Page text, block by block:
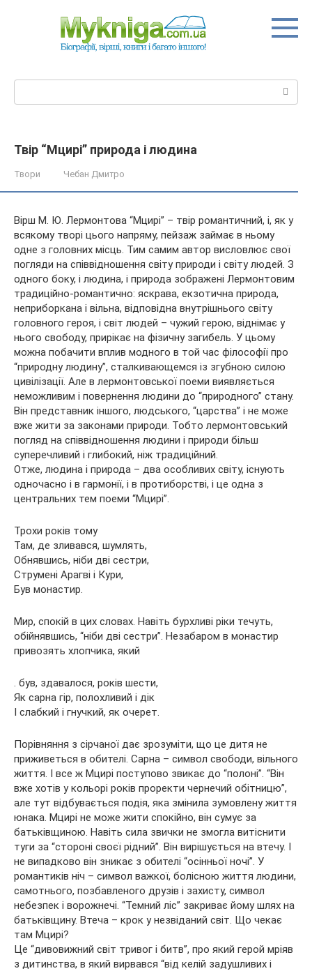
Твір “Мцирі” природа і людина
Твори Чебан Дмитро
Вірш М. Ю. Лермонтова “Мцирі” – твір романтичний, і, як у
всякому творі цього напряму, пейзаж займає в ньому
одне з головних місць. Тим самим автор висловлює свої
погляди на співвідношення світу природи і світу людей. З
одного боку, і людина, і природа зображені Лермонтовим
традиційно-романтично: яскрава, екзотична природа,
неприборкана і вільна, відповідна внутрішнього світу
головного героя, і світ людей – чужий герою, віднімає у
нього свободу, прирікає на фізичну загибель. У цьому
можна побачити вплив модного в той час філософії про
“природну людину”, сталкивающемся із згубною силою
цивілізації. Але в лермонтовської поеми виявляється
неможливим і повернення людини до “природного” стану.
Він представник іншого, людського, “царства” і не може
вже жити за законами природи. Тобто лермонтовський
погляд на співвідношення людини і природи більш
суперечливий і глибокий, ніж традиційний.
Отже, людина і природа – два особливих світу, існують
одночасно і в гармонії, і в протиборстві, і це одна з
центральних тем поеми “Мцирі”.
Трохи років тому
Там, де зливався, шумлять,
Обнявшись, ніби дві сестри,
Струмені Арагві і Кури,
Був монастир.
Мир, спокій в цих словах. Навіть бурхливі ріки течуть,
обійнявшись, “ніби дві сестри”. Незабаром в монастир
привозять хлопчика, який
. був, здавалося, років шести,
Як сарна гір, полохливий і дік
І слабкий і гнучкий, як очерет.
Порівняння з сірчаної дає зрозуміти, що це дитя не
приживеться в обителі. Сарна – символ свободи, вільного
життя. І все ж Мцирі поступово звикає до “полоні”. “Він
вже хотів у кольорі років проректи чернечий обітницю”,
але тут відбувається подія, яка змінила зумовлену життя
юнака. Мцирі не може жити спокійно, він сумує за
батьківщиною. Навіть сила звички не змогла витіснити
туги за “стороні своєї рідний”. Він вирішується на втечу. І
не випадково він зникає з обителі “осінньої ночі”. У
романтиків ніч – символ важкої, болісною життя людини,
самотнього, позбавленого друзів і захисту, символ
небезпек і ворожнечі. “Темний ліс” закриває йому шлях на
батьківщину. Втеча – крок у незвіданий світ. Що чекає
там Мцирі?
Це “дивовижний світ тривог і битв”, про який герой мріяв
з дитинства, в який вирвався “від келій задушливих і